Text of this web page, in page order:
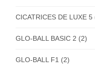
CICATRICES DE LUXE 5
GLO-BALL BASIC 2 (2)
GLO-BALL F1 (2)